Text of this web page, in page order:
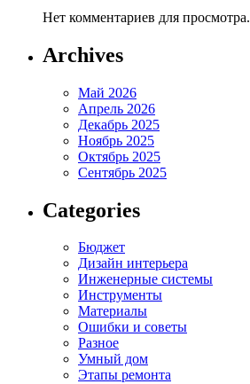
Нет комментариев для просмотра.
Archives
Май 2026
Апрель 2026
Декабрь 2025
Ноябрь 2025
Октябрь 2025
Сентябрь 2025
Categories
Бюджет
Дизайн интерьера
Инженерные системы
Инструменты
Материалы
Ошибки и советы
Разное
Умный дом
Этапы ремонта